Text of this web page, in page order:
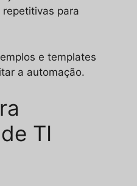
para
e templates
a automação.
TI